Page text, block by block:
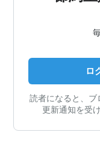
ロ
読者になると、ブ
更新通知を受